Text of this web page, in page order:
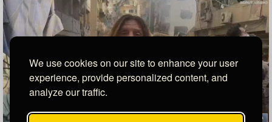
We use cookies on our site to enhance your user
experience, provide personalized content, and
analyze our traffic.